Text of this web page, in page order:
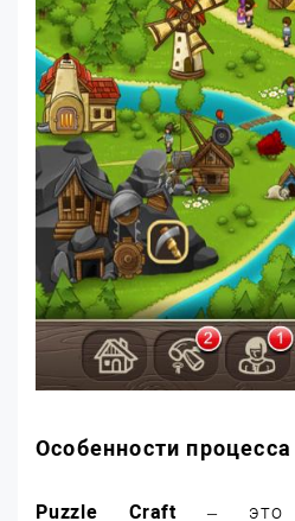
Особенности
Puzzle Craft– это